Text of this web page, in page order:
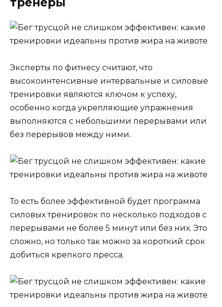
Эксперты по фитнесу считают, что
высокоинтенсивные интервальные и силовые
тренировки являются ключом к успеху,
особенно когда укрепляющие упражнения
выполняются с небольшими перерывами или
без перерывов между ними.
То есть более эффективной будет программа
силовых тренировок по несколько подходов с
перерывами не более 5 минут или без них. Это
сложно, но только так можно за короткий срок
добиться крепкого пресса.